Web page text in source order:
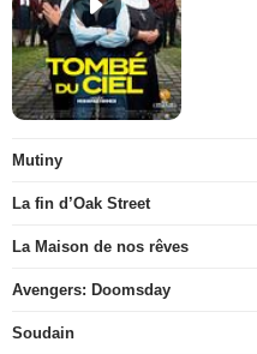
Mutiny
La fin d’Oak Street
La Maison de nos rêves
Avengers: Doomsday
Soudain